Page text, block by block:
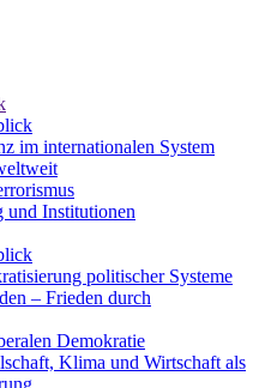
im internationalen System
und Institutionen
politischer Systeme
– Frieden durch
Demokratie
Klima und Wirtschaft als